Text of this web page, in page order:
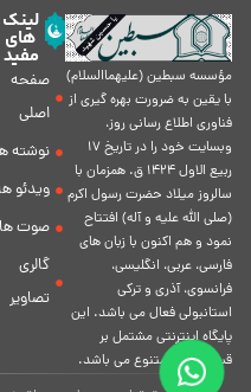
مؤسسه سبطين (عليهماالسلام)
با يقين به ضرورت بهره گیرى از
فناورى اطلاع رسانى روز،
وبسایت خود را در تاريخ 17
ربيع الاول 1424 ق. همزمان با
سالروز ميلاد حضرت رسول اكرم
(صلی الله علیه و آله) افتتاح
نمود و هم اكنون با زبان های
فارسی، عربى، انگلیسی،
فرانسوی، آذری و ترکی
استانبولی فعال مى باشد. اين
پايگاه اينترنتى مشتمل بر
قسمت هاى متنوع مى باشد.
لینک
های
مفید
صفحه
اصلی
نوشته
ویدئو ها
صوت ها
گالری
تصاویر